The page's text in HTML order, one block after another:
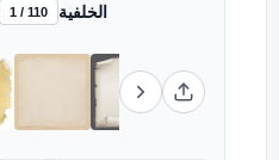
1 / 110 الخلفية